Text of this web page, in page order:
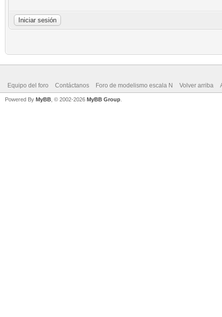
Equipo del foro Contáctanos Foro de modelismo escala N Volver arriba
Powered By MyBB , © 2002-2026 MyBB Group